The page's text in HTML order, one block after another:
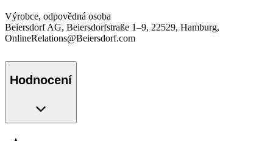
Výrobce, odpovědná osoba
Beiersdorf AG, Beiersdorfstraße 1–9, 22529, Hamburg,
OnlineRelations@Beiersdorf.com
Hodnocení